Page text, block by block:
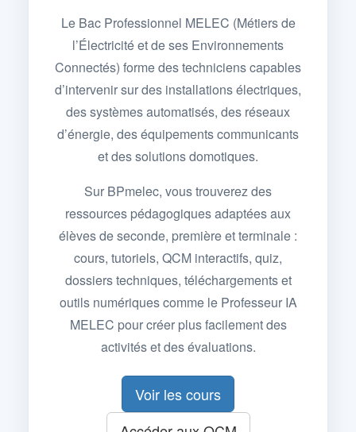
Le Bac Professionnel MELEC (Métiers de
l’Électricité et de ses Environnements
Connectés) forme des techniciens capables
d’intervenir sur des installations électriques,
des systèmes automatisés, des réseaux
d’énergie, des équipements communicants
et des solutions domotiques.
Sur BPmelec, vous trouverez des
ressources pédagogiques adaptées aux
élèves de seconde, première et terminale :
cours, tutoriels, QCM interactifs, quiz,
dossiers techniques, téléchargements et
outils numériques comme le Professeur IA
MELEC pour créer plus facilement des
activités et des évaluations.
Voir les cours